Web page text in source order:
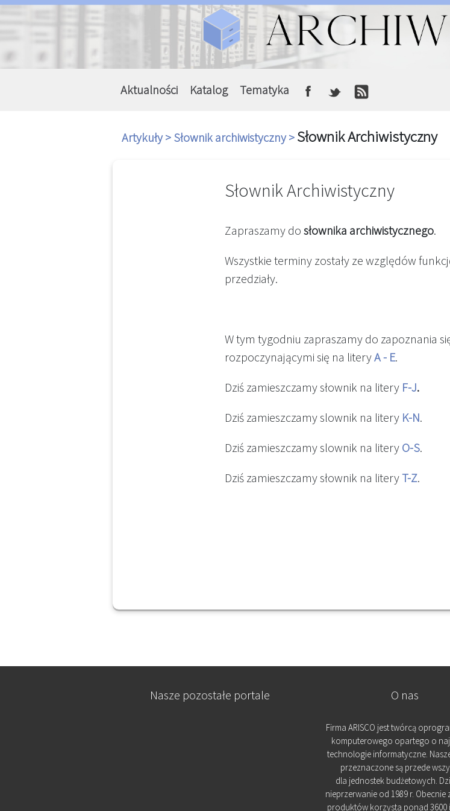
Aktualności Katalog Tematyka
Artykuły > Słownik archiwistyczny > Słownik Archiwistyczny
Słownik Archiwistyczny
Zapraszamy dosłownika archiwistycznego.
Wszystkie terminy zostały ze względów
przedziały.
W tym tygodniu zapraszamy do zapoznania
rozpoczynającymi się na literyA - E.
Dziś zamieszczamy słownik na litery F-J.
Dziś zamieszczamy slownik na litery K-N.
Dziś zamieszczamy slownik na litery O-S.
Dziś zamieszczamy słownik na litery T-Z.
Nasze pozostałe portale O nas
Firma ARISCO jest twórcą
komputerowego opartego o
technologie informatyczne.
przeznaczone są przede
dla jednostek budżetowych.
nieprzerwanie od 1989 r. Obecnie
produktów korzysta ponad 3600